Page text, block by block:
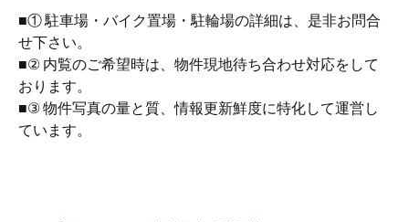
■① 駐車場・バイク置場・駐輪場の詳細は、是非お問合
せ下さい。
■② 内覧のご希望時は、物件現地待ち合わせ対応をして
おります。
■③ 物件写真の量と質、情報更新鮮度に特化して運営し
ています。